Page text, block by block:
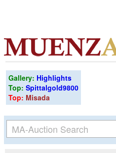
Gallery: Highlights
Top: Spittalgold9800
Top: Misada